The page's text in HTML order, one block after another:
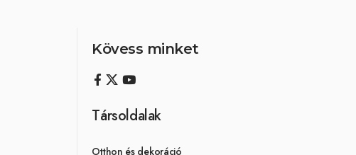
Kövess minket
Társoldalak
Otthon és dekoráció